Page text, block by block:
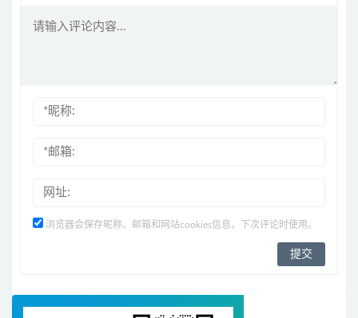
浏览器会保存昵称、邮箱和网站cookies信息，下次评论时使用。